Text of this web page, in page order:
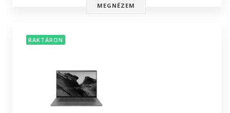
MEGNÉZEM
RAKTÁRON